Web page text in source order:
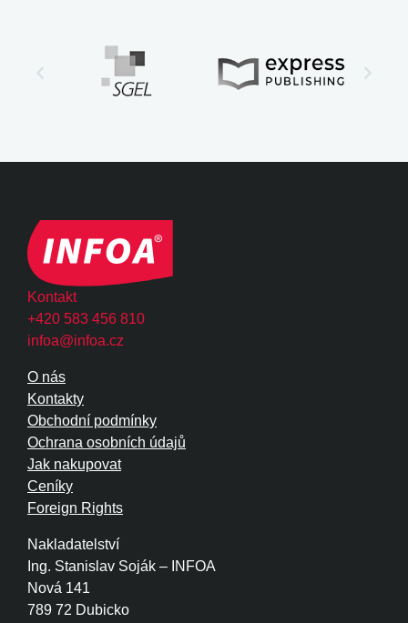
Kontakt
+420 583 456 810
infoa@infoa.cz
Nakladatelství
Ing. Stanislav Soják – INFOA
Nová 141
789 72 Dubicko
O nás
Kontakty
Obchodní podmínky
Ochrana osobních údajů
Jak nakupovat
Ceníky
Foreign Rights